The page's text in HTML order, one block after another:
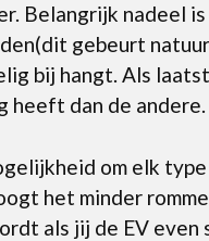
Belangrijk nadeel
gebeurt
bij hangt. Als
heeft dan de andere.
om elk
het minder
als jij de EV even